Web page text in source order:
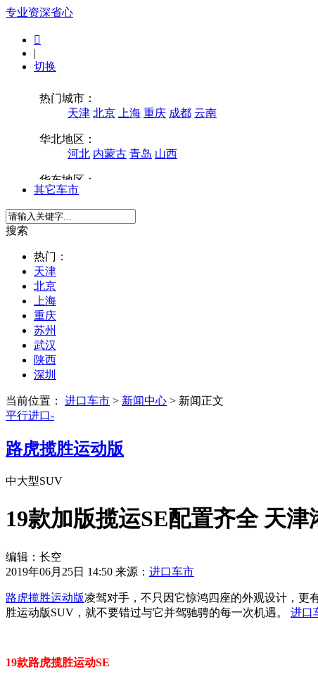
专业资深省心

|
切换
其它车市
搜索
热门：
天津
北京
上海
重庆
苏州
武汉
陕西
深圳
当前位置： 进口车市 > 新闻中心 > 新闻正文
平行进口-
路虎揽胜运动版
中大型SUV
19款加版揽运SE配置齐全 天津
编辑：长空
2019年06月25日 14:50 来源： 进口车市
路虎揽胜运动版凌驾对手，不只因它惊鸿四座的外观设计，更
胜运动版SUV，就不要错过与它并驾驰骋的每一次机遇。 进口
19款路虎揽胜运动SE